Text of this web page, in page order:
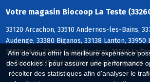
Afin de vous offrir la meilleure expérience
des cookies : pour assurer une performance
récolter des statistiques afin d'analyser le
Votre magasin Biocoop La Teste
33120 Arcachon, 33510 Andernos-les-Bains,
Audenge, 33380 Biganos, 33138 Lanton,
33380 Mios, 33470 Gujan-Mestras, 33260 La
Le Teich, 33115 Pyla s/Mer, 40460 Sanguinet